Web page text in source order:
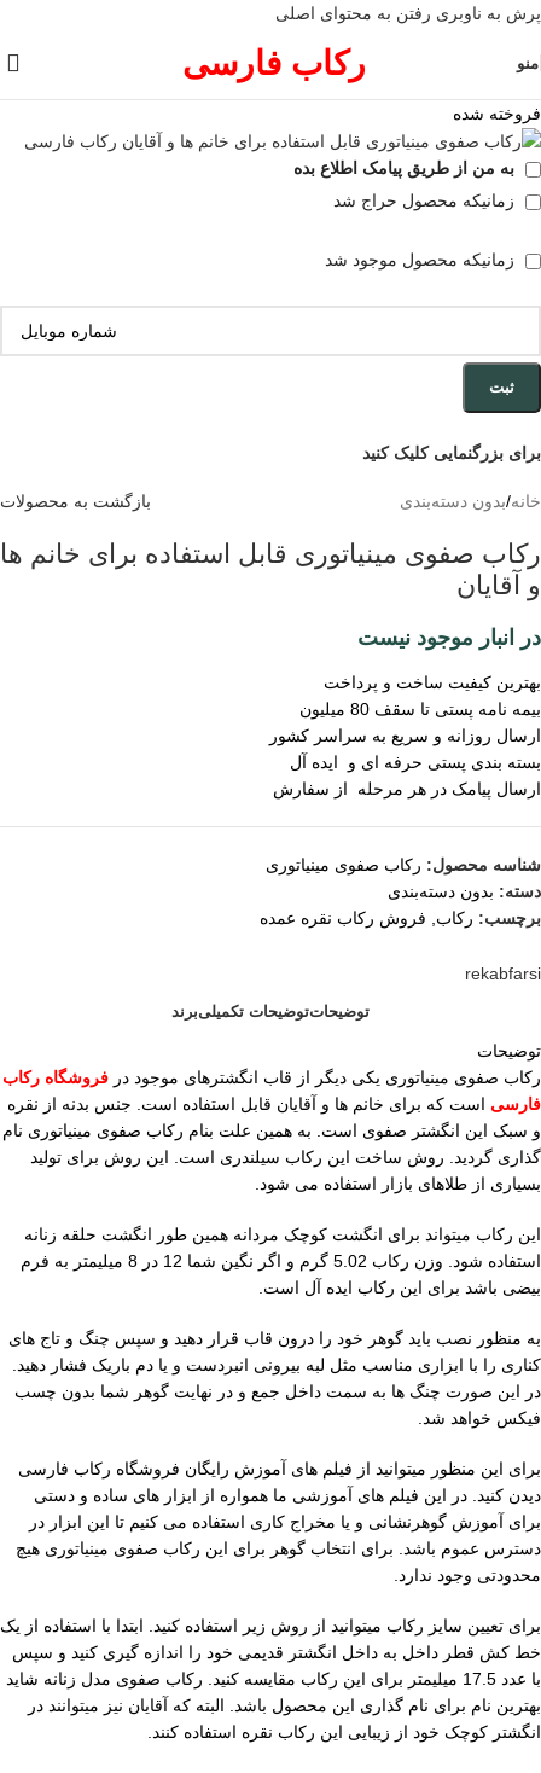
پرش به ناوبری رفتن به محتوای اصلی
منو رکاب فارسی
فروخته شده
به من از طریق پیامک اطلاع بده
زمانیکه محصول حراج شد
زمانیکه محصول موجود شد
ثبت
برای بزرگنمایی کلیک کنید
خانه/بدون دسته‌بندی بازگشت به محصولات
رکاب صفوی مینیاتوری قابل استفاده برای خانم ها
و آقایان
در انبار موجود نیست
بهترین کیفیت ساخت و پرداخت
بیمه نامه پستی تا سقف 80 میلیون
ارسال روزانه و سریع به سراسر کشور
بسته بندی پستی حرفه ای و ایده آل
ارسال پیامک در هر مرحله از سفارش
شناسه محصول: رکاب صفوی مینیاتوری
دسته: بدون دسته‌بندی
برچسب: رکاب, فروش رکاب نقره عمده
rekabfarsi
توضیحاتتوضیحات تکمیلیبرند
توضیحات
رکاب صفوی مینیاتوری یکی دیگر از قاب انگشترهای موجود در فروشگاه رکاب
فارسی است که برای خانم ها و آقایان قابل استفاده است. جنس بدنه از نقره
و سبک این انگشتر صفوی است. به همین علت بنام رکاب صفوی مینیاتوری نام
گذاری گردید. روش ساخت این رکاب سیلندری است. این روش برای تولید
بسیاری از طلاهای بازار استفاده می شود.
این رکاب میتواند برای انگشت کوچک مردانه همین طور انگشت حلقه زنانه
استفاده شود. وزن رکاب 5.02 گرم و اگر نگین شما 12 در 8 میلیمتر به فرم
بیضی باشد برای این رکاب ایده آل است.
به منظور نصب باید گوهر خود را درون قاب قرار دهید و سپس چنگ و تاج های
کناری را با ابزاری مناسب مثل لبه بیرونی انبردست و یا دم باریک فشار دهید.
در این صورت چنگ ها به سمت داخل جمع و در نهایت گوهر شما بدون چسب
فیکس خواهد شد.
برای این منظور میتوانید از فیلم های آموزش رایگان فروشگاه رکاب فارسی
دیدن کنید. در این فیلم های آموزشی ما همواره از ابزار های ساده و دستی
برای آموزش گوهرنشانی و یا مخراج کاری استفاده می کنیم تا این ابزار در
دسترس عموم باشد. برای انتخاب گوهر برای این رکاب صفوی مینیاتوری هیچ
محدودتی وجود ندارد.
برای تعیین سایز رکاب میتوانید از روش زیر استفاده کنید. ابتدا با استفاده از یک
خط کش قطر داخل به داخل انگشتر قدیمی خود را اندازه گیری کنید و سپس
با عدد 17.5 میلیمتر برای این رکاب مقایسه کنید. رکاب صفوی مدل زنانه شاید
بهترین نام برای نام گذاری این محصول باشد. البته که آقایان نیز میتوانند در
انگشتر کوچک خود از زیبایی این رکاب نقره استفاده کنند.